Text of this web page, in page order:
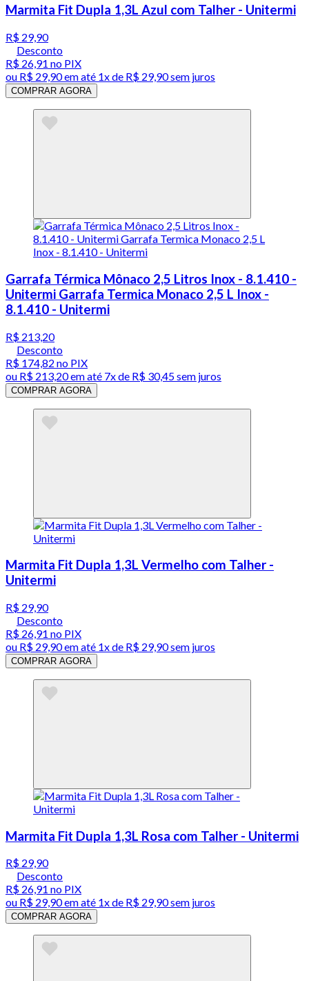
Marmita Fit Dupla 1,3L Azul com Talher - Unitermi
R$ 29,90
Desconto
R$ 26,91 no PIX
ou R$ 29,90em até 1x de R$ 29,90sem juros
COMPRAR AGORA
Garrafa Térmica Mônaco 2,5 Litros Inox - 8.1.410 -
Unitermi Garrafa Termica Monaco 2,5 L Inox -
8.1.410 - Unitermi
R$ 213,20
Desconto
R$ 174,82 no PIX
ou R$ 213,20em até 7x de R$ 30,45 sem juros
COMPRAR AGORA
Marmita Fit Dupla 1,3L Vermelho com Talher -
Unitermi
R$ 29,90
Desconto
R$ 26,91 no PIX
ou R$ 29,90em até 1x de R$ 29,90sem juros
COMPRAR AGORA
Marmita Fit Dupla 1,3L Rosa com Talher - Unitermi
R$ 29,90
Desconto
R$ 26,91 no PIX
ou R$ 29,90em até 1x de R$ 29,90sem juros
COMPRAR AGORA